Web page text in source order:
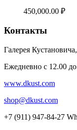
450,000.00 ₽
Контакты
Галерея
Ежедневно с 12.00
www.dkust.com
shop@dkust.com
+7 (911) 947-84-27